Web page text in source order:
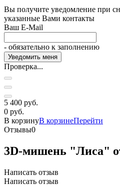
Вы получите уведомление при
указанные Вами контакты
Ваш E-Mail
- обязательно к заполнению
Проверка...
5 400 руб.
0 руб.
В корзинуВ корзинеПерейти
Отзывы0
3D-мишень "Лиса"
Написать отзыв
Написать отзыв